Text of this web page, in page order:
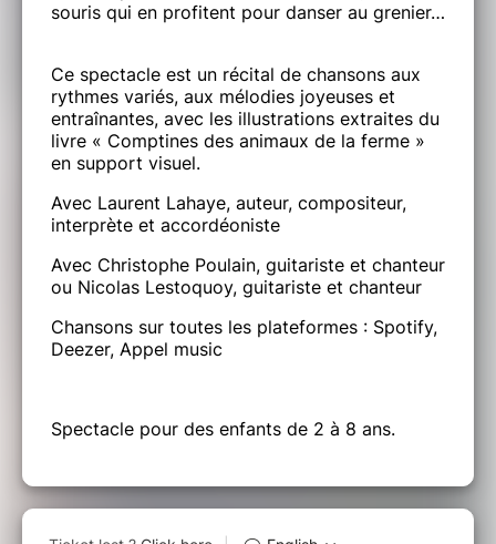
souris qui en profitent pour danser au grenier…
Ce spectacle est un récital de chansons aux
rythmes variés, aux mélodies joyeuses et
entraînantes, avec les illustrations extraites du
livre « Comptines des animaux de la ferme »
en support visuel.
Avec Laurent Lahaye, auteur, compositeur,
interprète et accordéoniste
Avec Christophe Poulain, guitariste et chanteur
ou Nicolas Lestoquoy, guitariste et chanteur
Chansons sur toutes les plateformes : Spotify,
Deezer, Appel music
Spectacle pour des enfants de 2 à 8 ans.